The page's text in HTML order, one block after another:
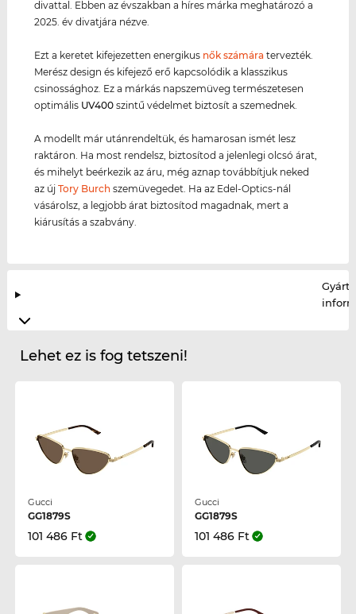
divattal. Ebben az évszakban a híres márka meghatározó a
2025. év divatjára nézve.
Ezt a keretet kifejezetten energikus nők számára tervezték.
Merész design és kifejező erő kapcsolódik a klasszikus
csinossághoz. Ez a márkás napszemüveg természetesen
optimális UV400 szintű védelmet biztosít a szemednek.
A modellt már utánrendeltük, és hamarosan ismét lesz
raktáron. Ha most rendelsz, biztosítod a jelenlegi olcsó árat,
és mihelyt beérkezik az áru, még aznap továbbítjuk neked
az újTory Burch szemüvegedet. Ha az Edel-Optics-nál
vásárolsz, a legjobb árat biztosítod magadnak, mert a
kiárusítás a szabvány.
Lehet ez is fog tetszeni!
Gucci
GG1879S
101 486 Ft
Gucci
GG1879S
101 486 Ft